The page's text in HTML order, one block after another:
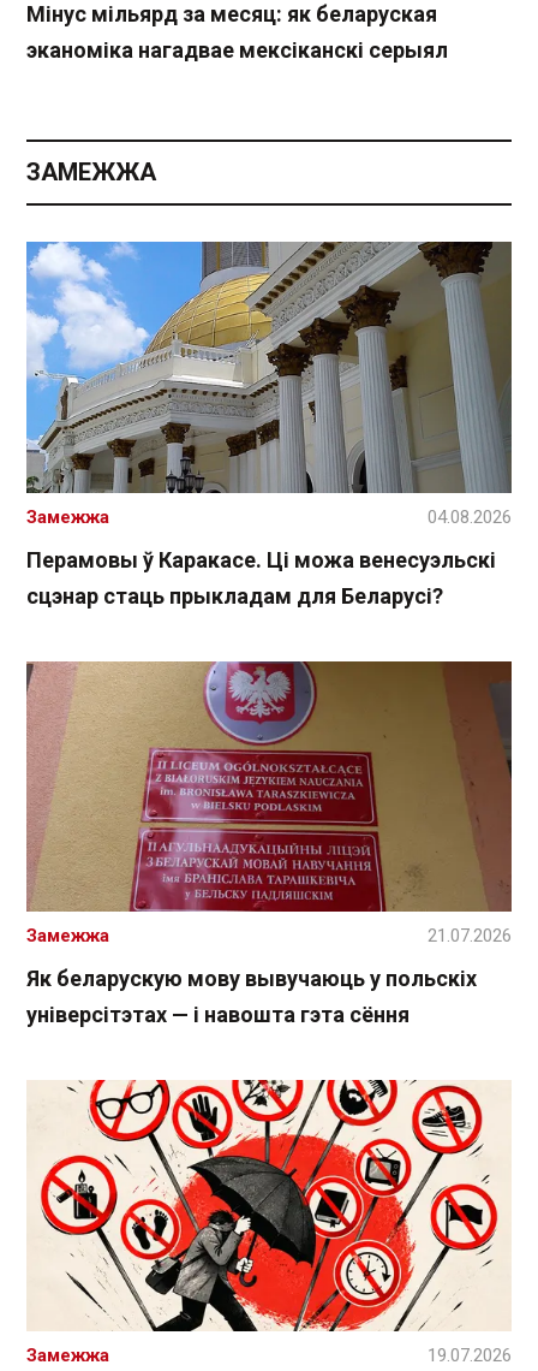
Мінус мільярд за месяц: як беларуская
эканоміка нагадвае мексіканскі серыял
ЗАМЕЖЖА
Перамовы ў Каракасе. Ці можа венесуэльскі
сцэнар стаць прыкладам для Беларусі?
Замежжа 04.08.2026
Як беларускую мову вывучаюць у польскіх
універсітэтах — і навошта гэта сёння
Замежжа 21.07.2026
Замежжа 19.07.2026